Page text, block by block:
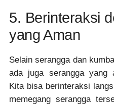
5. Berinteraksi
yang Aman
Selain serangga dan
ada juga serangga yang
Kita bisa berinteraksi
memegang serangga